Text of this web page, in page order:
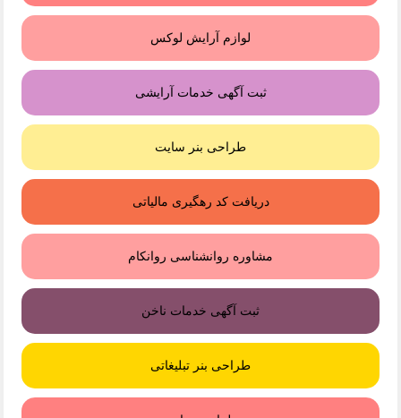
لوازم آرایش لوکس
ثبت آگهی خدمات آرایشی
طراحی بنر سایت
دریافت کد رهگیری مالیاتی
مشاوره روانشناسی روانکام
ثبت آگهی خدمات ناخن
طراحی بنر تبلیغاتی